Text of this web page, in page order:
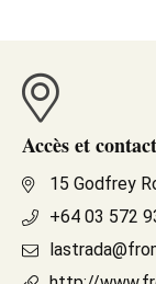
Accès et contact
15 Godfrey
+64 03 572